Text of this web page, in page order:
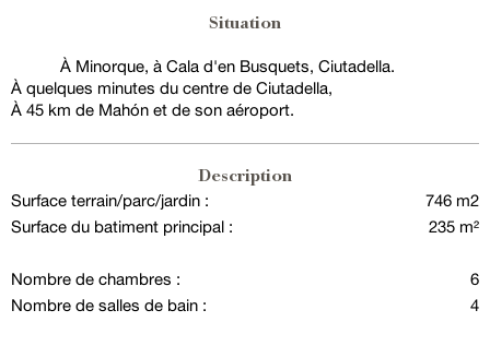
Situation
À Minorque, à Cala d'en Busquets, Ciutadella.
À quelques minutes du centre de Ciutadella,
À 45 km de Mahón et de son aéroport.
Description
Surface terrain/parc/jardin :
746 m2
Surface du batiment principal :
235 m²
Nombre de chambres :
6
Nombre de salles de bain :
4